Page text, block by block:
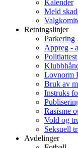
Kalender
Meld
Retningslinjer
Parkering
Appreg -
Politiattest
Lovnorm
Bruk av
Instruks
Rasisme
Vold og
Seksuell
Avdelinger